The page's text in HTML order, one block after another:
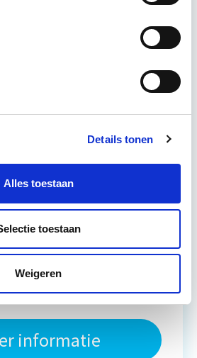
Details tonen
Alles toestaan
toestaan
Weigeren
trends in vastgoed
lesdag(en)
week
startdatum
- Utrecht of Online
informatie